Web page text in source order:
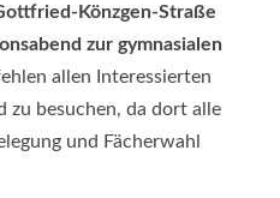
Könzgen-Straße
zur gymnasialen
allen Interessierten
zu besuchen, da dort alle
und Fächerwahl